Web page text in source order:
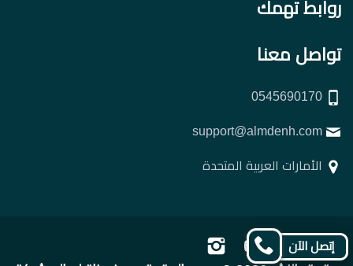
روابط تهمك
تواصل معنا
الأمارات العربية المتحدة
تابعنا
تابعنا
تابعنا
إتصل الآن